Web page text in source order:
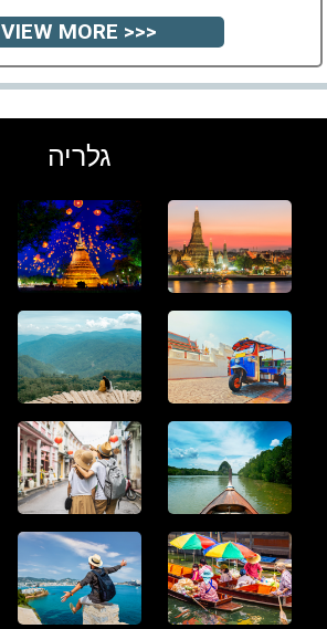
VIEW MORE >>>
גלריה